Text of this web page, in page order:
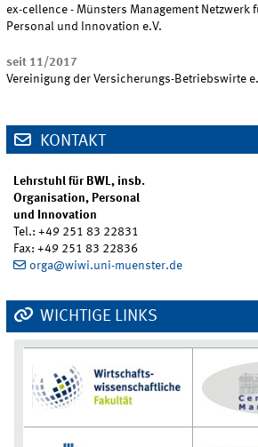
ex-cellence - Münsters Management Netzwerk
Personal und Innovation e.V.
seit 11/2017
Vereinigung der Versicherungs-Betriebswirte
KONTAKT
Lehrstuhl für BWL, insb.
Organisation, Personal
und Innovation
Tel.: +49 251 83 22831
Fax: +49 251 83 22836
orga@wiwi.uni-muenster.de
WICHTIGE LINKS